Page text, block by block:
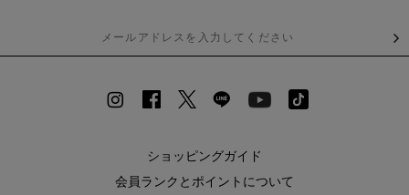
ショッピングガイド
会員ランクとポイントについて